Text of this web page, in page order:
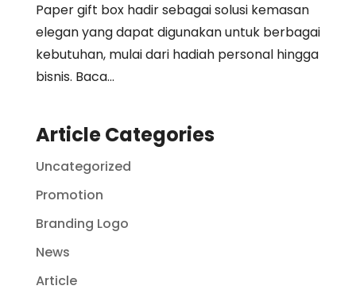
Paper gift box hadir sebagai solusi kemasan
elegan yang dapat digunakan untuk berbagai
kebutuhan, mulai dari hadiah personal hingga
bisnis. Baca...
Article Categories
Uncategorized
Promotion
Branding Logo
News
Article